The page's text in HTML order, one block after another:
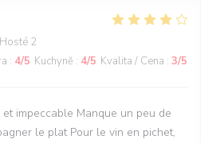
2
: 4/5 Kuchyně : 4/5 Kvalita / Cena : 3/5
impeccable Manque un peu de
le plat Pour le vin en pichet,